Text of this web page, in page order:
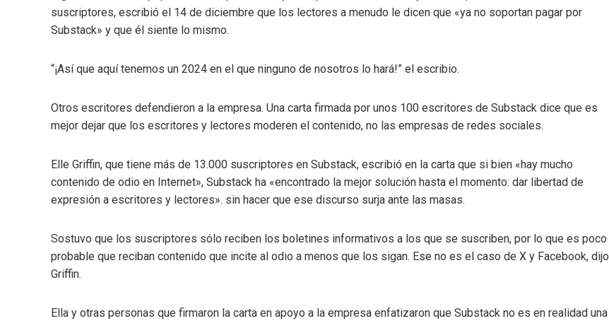
suscriptores, escribió el 14 de diciembre que los lectores a menudo le dicen que «ya no soportan pagar por
Substack» y que él siente lo mismo.
“¡Así que aquí tenemos un 2024 en el que ninguno de nosotros lo hará!” el escribio.
Otros escritores defendieron a la empresa. Una carta firmada por unos 100 escritores de Substack dice que es
mejor dejar que los escritores y lectores moderen el contenido, no las empresas de redes sociales.
Elle Griffin, que tiene más de 13.000 suscriptores en Substack, escribió en la carta que si bien «hay mucho
contenido de odio en Internet», Substack ha «encontrado la mejor solución hasta el momento: dar libertad de
expresión a escritores y lectores». sin hacer que ese discurso surja ante las masas.
Sostuvo que los suscriptores sólo reciben los boletines informativos a los que se suscriben, por lo que es poco
probable que reciban contenido que incite al odio a menos que los sigan. Ese no es el caso de X y Facebook, dijo
Griffin.
Ella y otras personas que firmaron la carta en apoyo a la empresa enfatizaron que Substack no es en realidad una